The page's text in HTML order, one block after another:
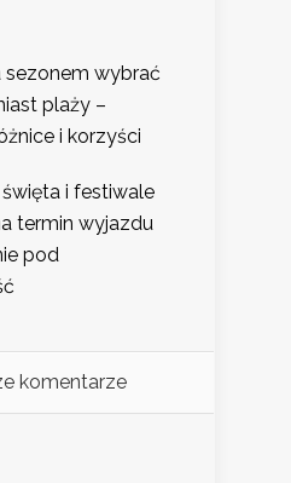
sezonem wybrać
plaży –
i korzyści
i festiwale
termin wyjazdu
pod
komentarze